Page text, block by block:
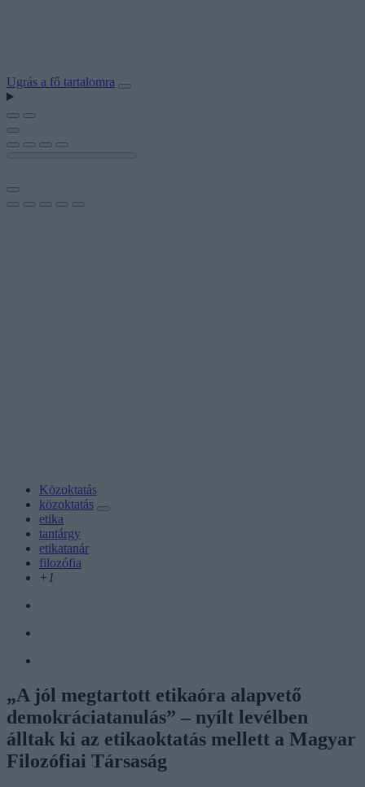
Ugrás a fő tartalomra
Közoktatás
közoktatás
etika
tantárgy
etikatanár
filozófia
+1
„A jól megtartott etikaóra alapvető
demokráciatanulás” – nyílt levélben
álltak ki az etikaoktatás mellett a Magyar
Filozófiai Társaság